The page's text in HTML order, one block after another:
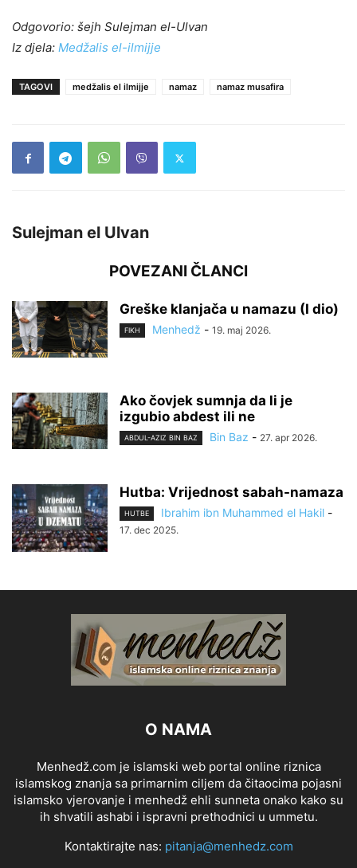
Odgovorio: šejh Sulejman el-Ulvan
Iz djela: Medžalis el-ilmijje
TAGOVI medžalis el ilmijje namaz namaz musafira
Sulejman el Ulvan
POVEZANI ČLANCI
Greške klanjača u namazu (I dio)
FIKH Menhedž - 19. maj 2026.
Ako čovjek sumnja da li je
izgubio abdest ili ne
ABDUL-AZIZ BIN BAZ Bin Baz - 27. apr 2026.
Hutba: Vrijednost sabah-namaza
HUTBE Ibrahim ibn Muhammed el Hakil -
17. dec 2025.
O NAMA
Menhedž.com je islamski web portal online riznica
islamskog znanja sa primarnim ciljem da čitaocima pojasni
islamsko vjerovanje i menhedž ehli sunneta onako kako su
ih shvatili ashabi i ispravni prethodnici u ummetu.
Kontaktirajte nas: pitanja@menhedz.com